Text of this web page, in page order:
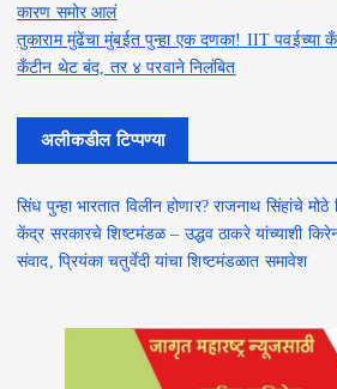
कारण समोर आलं
तुकाराम मुंढेंचा मुंबईत पुन्हा एक दणका! IIT पवईच्या
कँटीन थेट बंद, तर ४ परवाने निलंबित
अलीकडील टिप्पण्या
सिंध पुन्हा भारतात विलीन होणार? राजनाथ सिंहांचे मोठे
केंद्र सरकारचे शिष्टमंडळ – उद्धव ठाकरे यांच्याशी
संवाद, प्रियंका चतुर्वेदी यांचा शिष्टमंडळात समावेश